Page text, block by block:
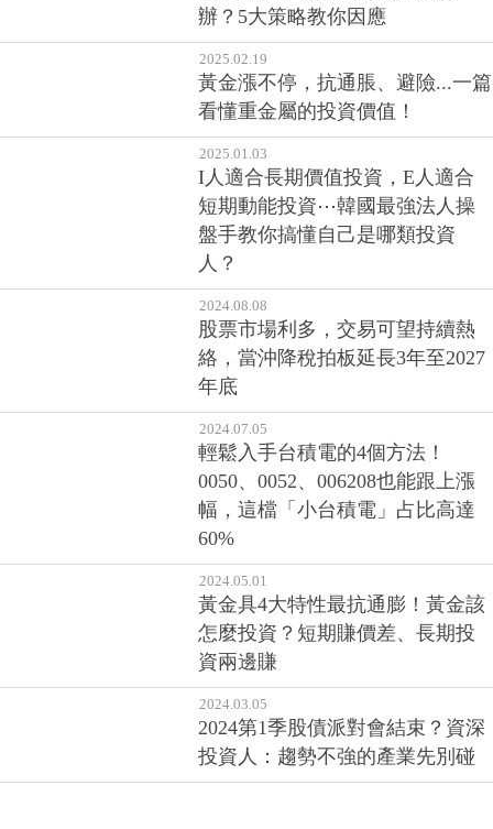
辦？5大策略教你因應
2025.02.19
黃金漲不停，抗通脹、避險...一篇
看懂重金屬的投資價值！
2025.01.03
I人適合長期價值投資，E人適合
短期動能投資⋯韓國最強法人操
盤手教你搞懂自己是哪類投資
人？
2024.08.08
股票市場利多，交易可望持續熱
絡，當沖降稅拍板延長3年至2027
年底
2024.07.05
輕鬆入手台積電的4個方法！
0050、0052、006208也能跟上漲
幅，這檔「小台積電」占比高達
60%
2024.05.01
黃金具4大特性最抗通膨！黃金該
怎麼投資？短期賺價差、長期投
資兩邊賺